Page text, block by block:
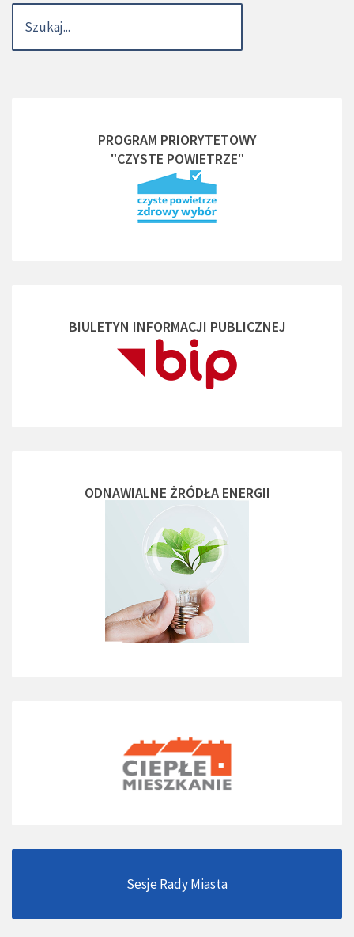
PROGRAM PRIORYTETOWY
"CZYSTE POWIETRZE"
BIULETYN INFORMACJI PUBLICZNEJ
ODNAWIALNE ŻRÓDŁA ENERGII
Sesje Rady Miasta